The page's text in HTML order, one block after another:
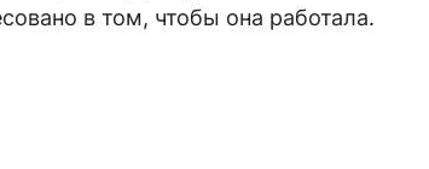
в том, чтобы она работала.